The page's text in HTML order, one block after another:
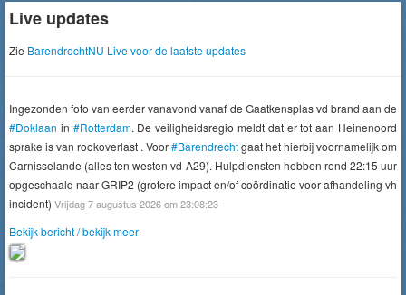
Live updates
Zie BarendrechtNU Live voor de laatste updates
Ingezonden foto van eerder vanavond vanaf de Gaatkensplas vd brand aan de
#Doklaan in #Rotterdam. De veiligheidsregio meldt dat er tot aan Heinenoord
sprake is van rookoverlast . Voor#Barendrechtgaat het hierbij voornamelijk om
Carnisselande (alles ten westen vd A29). Hulpdiensten hebben rond 22:15 uur
opgeschaald naar GRIP2 (grotere impact en/of coördinatie voor afhandeling vh
incident) Vrijdag 7 augustus 2026 om 23:08:23
Bekijk bericht / bekijk meer